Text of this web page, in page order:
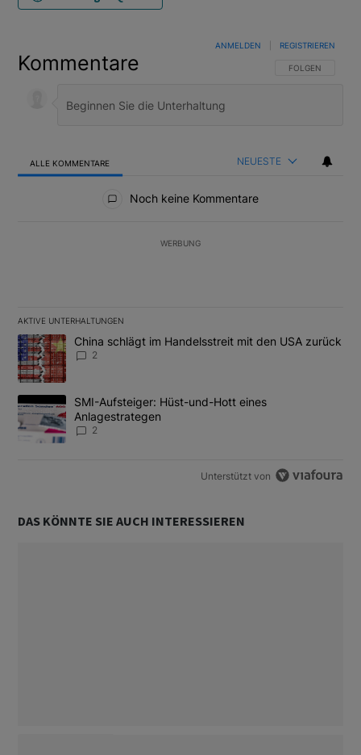
Kommentare FOLGE DIESER
FOLGEN
ANMELDEN REGISTRIEREN
ALLE KOMMENTARE NEUESTE
Noch keine Kommentare
WERBUNG
AKTIVE UNTERHALTUNGEN
Das Folgende ist eine Liste der am meisten kommentierten
Ein Trendartikel mit dem Titel "China schlägt im Handelsstreit
China schlägt im Handelsstreit mit den USA zurück
2
Ein Trendartikel mit dem Titel "SMI-Aufsteiger: Hüst-und-Hott
SMI-Aufsteiger: Hüst-und-Hott eines
Anlagestrategen
2
Unterstützt von
DAS KÖNNTE SIE AUCH INTERESSIEREN